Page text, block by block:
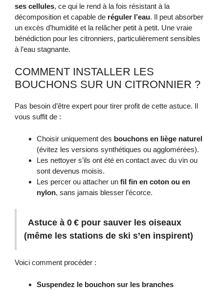
ses cellules, ce qui le rend à la fois résistant à la
décomposition et capable de réguler l’eau. Il peut absorber
un excès d’humidité et la relâcher petit à petit. Une vraie
bénédiction pour les citronniers, particulièrement sensibles
à l’eau stagnante.
COMMENT INSTALLER LES
BOUCHONS SUR UN CITRONNIER ?
Pas besoin d’être expert pour tirer profit de cette astuce. Il
vous suffit de :
Choisir uniquement des bouchons en liège naturel
(évitez les versions synthétiques ou agglomérées).
Les nettoyer s’ils ont été en contact avec du vin ou
sont devenus moisis.
Les percer ou attacher un fil fin en coton ou en
nylon, sans jamais blesser l’écorce.
Astuce à 0 € pour sauver les oiseaux
(même les stations de ski s’en inspirent)
Voici comment procéder :
Suspendez le bouchon sur les branches